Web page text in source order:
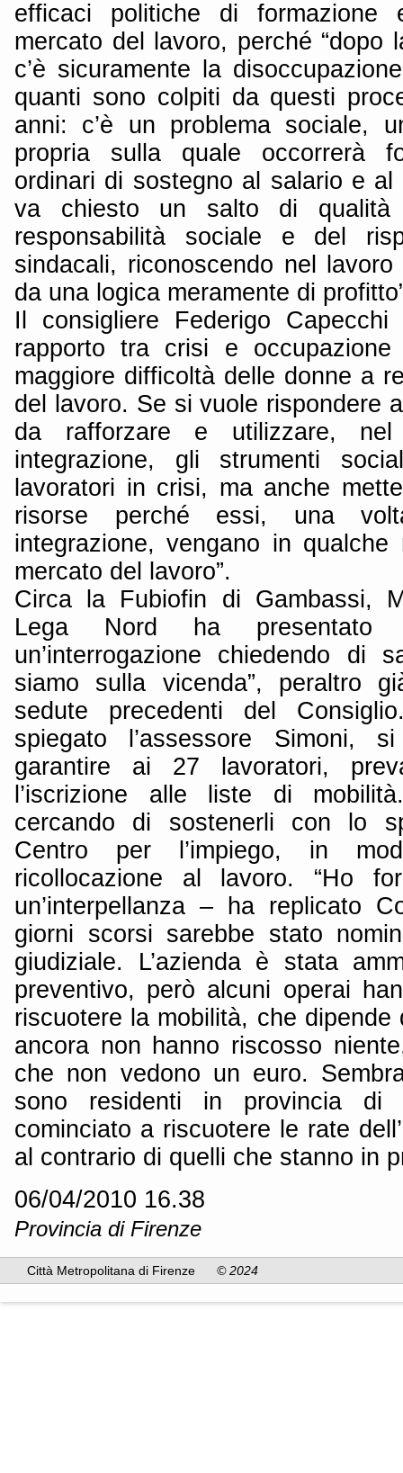
efficaci politiche di formazione
mercato del lavoro, perché “dopo
c’è sicuramente la
quanti sono colpiti da questi
anni: c’è un problema sociale,
propria sulla quale occorrerà
ordinari di sostegno al salario e al
va chiesto un salto di qualità
responsabilità sociale e del
sindacali, riconoscendo nel
da una logica meramente di
Il consigliere Federigo
rapporto tra crisi e
maggiore difficoltà delle donne a
del lavoro. Se si vuole rispondere
da rafforzare e utilizzare,
integrazione, gli strumenti
lavoratori in crisi, ma anche
risorse perché essi, una
integrazione, vengano in qualche
mercato del lavoro”.
Circa la Fubiofin di Gambassi,
Lega Nord ha
un’interrogazione chiedendo di
siamo sulla vicenda”, peraltro
sedute precedenti del
spiegato l’assessore Simoni,
garantire ai 27 lavoratori,
l’iscrizione alle liste di
cercando di sostenerli con lo
Centro per l’impiego, in
ricollocazione al lavoro. “Ho
un’interpellanza – ha replicato
giorni scorsi sarebbe stato
giudiziale. L’azienda è stata
preventivo, però alcuni operai
riscuotere la mobilità, che dipende
ancora non hanno riscosso
che non vedono un euro.
sono residenti in provincia di
cominciato a riscuotere le rate
al contrario di quelli che stanno in
06/04/2010 16.38
Provincia di Firenze
Città Metropolitana di Firenze © 2024